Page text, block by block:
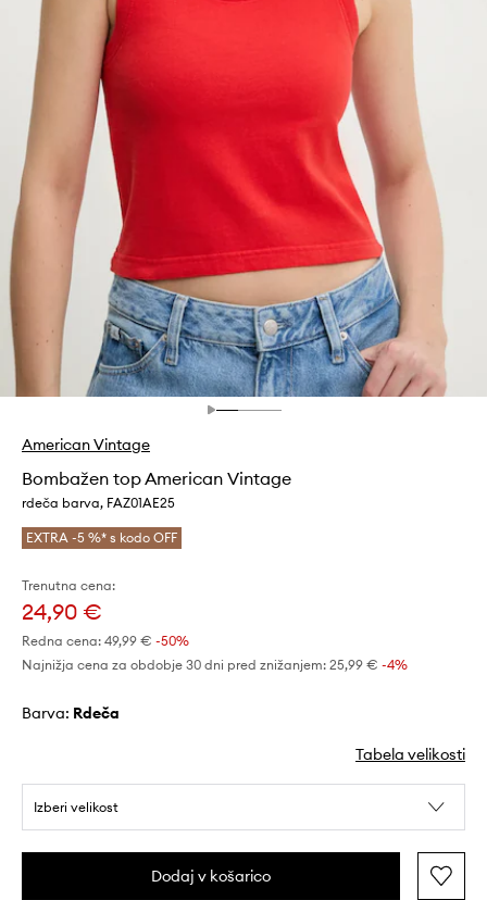
American Vintage
Bombažen top American Vintage
rdeča barva, FAZ01AE25
EXTRA -5 %* s kodo OFF
Trenutna cena:
24,90 €
Redna cena: 49,99 € -50%
Najnižja cena za obdobje 30 dni pred znižanjem: 25,99 € -4%
Barva: rdeča
Tabela velikosti
Izberi velikost
Dodaj v košarico